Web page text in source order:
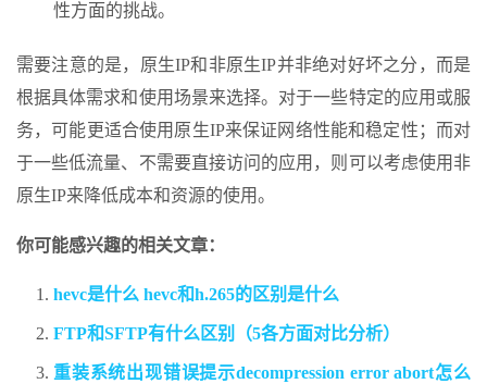
性方面的挑战。
需要注意的是，原生IP和非原生IP并非绝对好坏之分，而是
根据具体需求和使用场景来选择。对于一些特定的应用或服
务，可能更适合使用原生IP来保证网络性能和稳定性；而对
于一些低流量、不需要直接访问的应用，则可以考虑使用非
原生IP来降低成本和资源的使用。
你可能感兴趣的相关文章：
hevc是什么 hevc和h.265的区别是什么
FTP和SFTP有什么区别（5各方面对比分析）
重装系统出现错误提示decompression error abort怎么